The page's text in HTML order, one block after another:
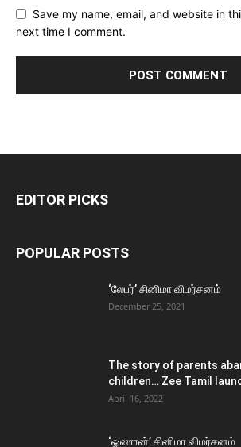
Save my name, email, and website in
next time I comment.
EDITOR PICKS
POPULAR POSTS
‘லேபர்’ சினிமா விமர்சனம்
December 25, 2021
The story of parents
children… Zee Tamil
April 16, 2022
‘ஓணான்’ சினிமா விமர்சனம்